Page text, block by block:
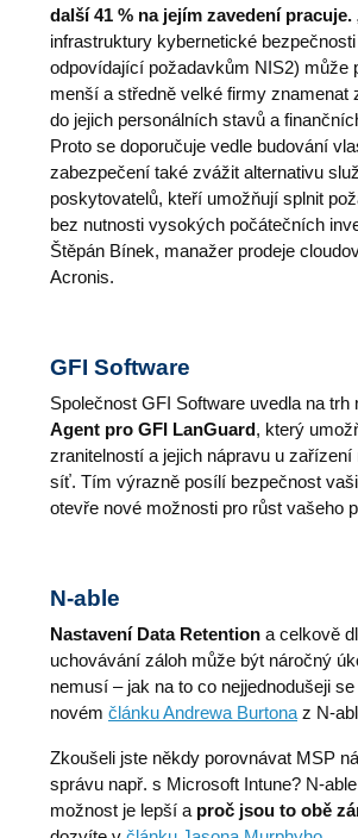
další 41 % na jejím zavedení pracuje.
infrastruktury kybernetické
odpovídající požadavkům NIS2) může
menší a středně velké firmy znamenat
do jejich personálních stavů a
Proto se doporučuje vedle budování
zabezpečení také zvážit alternativu
poskytovatelů, kteří umožňují splnit
bez nutnosti vysokých počátečních
Štěpán Bínek, manažer prodeje
Acronis.
GFI Software
Společnost GFI Software uvedla na trh
Agent pro GFI LanGuard, který
zranitelností a jejich nápravu u
síť. Tím výrazně posílí bezpečnost
otevře nové možnosti pro růst vašeho
N-able
Nastavení Data Retention a celkově
uchovávání záloh může být náročný
nemusí – jak na to co nejjednodušeji
novém článku Andrewa Burtona z N-
Zkoušeli jste někdy porovnávat MSP
správu např. s Microsoft Intune?
možnost je lepší a proč jsou to obě